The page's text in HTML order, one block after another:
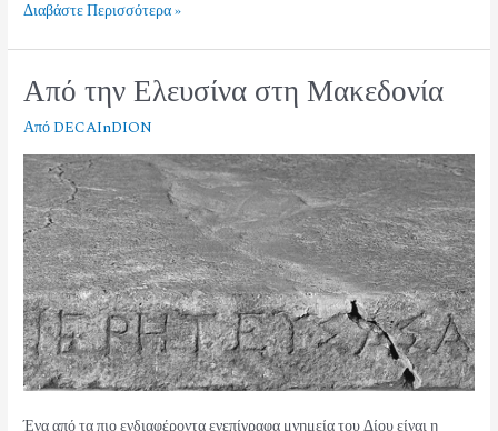
Διαβάστε Περισσότερα »
Από την Ελευσίνα στη Μακεδονία
Από DECAInDION